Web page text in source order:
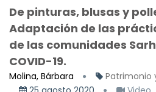
De pinturas, blusas y
Adaptación de las
de las comunidades
COVID-19.
Molina, Bárbara
Patrimonio